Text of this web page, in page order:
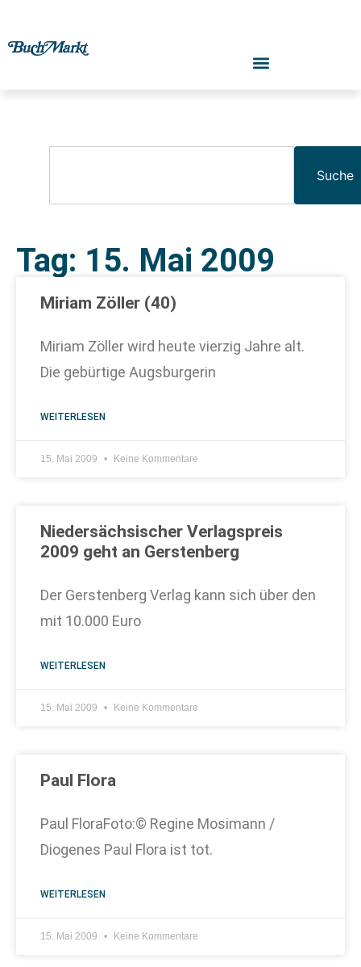
Suche
Tag: 15. Mai 2009
Miriam Zöller (40)
Miriam Zöller wird heute vierzig Jahre alt.
Die gebürtige Augsburgerin
WEITERLESEN
15. Mai 2009 Keine Kommentare
Niedersächsischer Verlagspreis
2009 geht an Gerstenberg
Der Gerstenberg Verlag kann sich über den
mit 10.000 Euro
WEITERLESEN
15. Mai 2009 Keine Kommentare
Paul Flora
Paul FloraFoto:© Regine Mosimann /
Diogenes Paul Flora ist tot.
WEITERLESEN
15. Mai 2009 Keine Kommentare